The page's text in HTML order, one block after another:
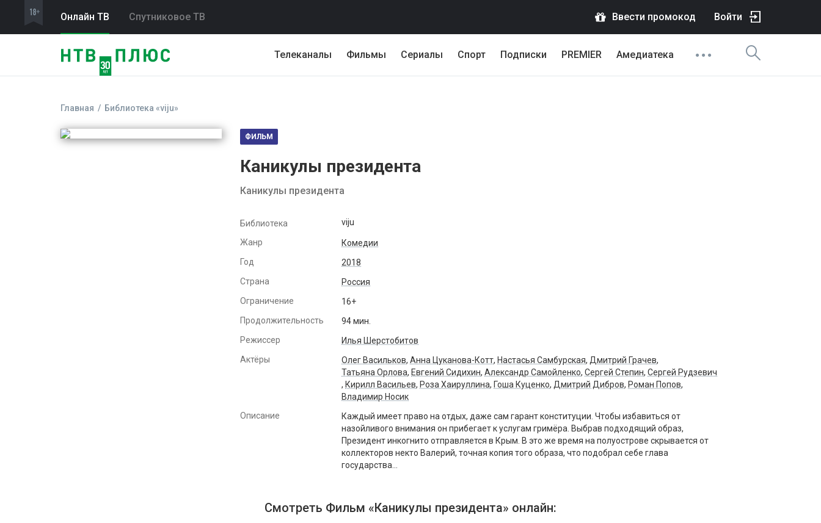
Онлайн ТВ Спутниковое ТВ Ввести промокод Войти
Телеканалы Фильмы Сериалы Спорт Подписки PREMIER Амедиатека
Главная Библиотека «viju»
ФИЛЬМ
Каникулы президента
Каникулы президента
Библиотека viju
Жанр
Комедии
Год
2018
Страна
Россия
Ограничение
16+
Продолжительность
94 мин.
Режиссер
Илья Шерстобитов
Актёры
Олег Васильков, Анна Цуканова-Котт, Настасья Самбурская, Дмитрий Грачев,
Татьяна Орлова, Евгений Сидихин, Александр Самойленко, Сергей Степин, Сергей Рудзевич
, Кирилл Васильев, Роза Хаируллина, Гоша Куценко, Дмитрий Дибров, Роман Попов,
Владимир Носик
Описание
Каждый имеет право на отдых, даже сам гарант конституции. Чтобы избавиться от
назойливого внимания он прибегает к услугам гримёра. Выбрав подходящий образ,
Президент инкогнито отправляется в Крым. В это же время на полуострове скрывается от
коллекторов некто Валерий, точная копия того образа, что подобрал себе глава
государства...
Смотреть Фильм «Каникулы президента» онлайн: